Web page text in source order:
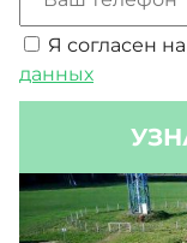
высокогорьем
Я согласен на
данных